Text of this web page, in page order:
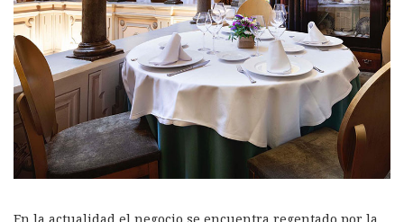
En la actualidad el negocio se encuentra regentado por la